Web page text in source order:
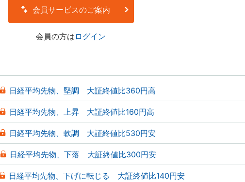
会員サービスのご案内
会員の方は ログイン
日経平均先物、堅調 大証終値比360円高
日経平均先物、上昇 大証終値比160円高
日経平均先物、軟調 大証終値比530円安
日経平均先物、下落 大証終値比300円安
日経平均先物、下げに転じる 大証終値比140円安